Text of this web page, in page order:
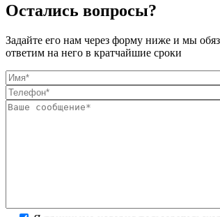
Остались вопросы?
Задайте его нам через форму ниже и мы
ответим на него в кратчайшие сроки